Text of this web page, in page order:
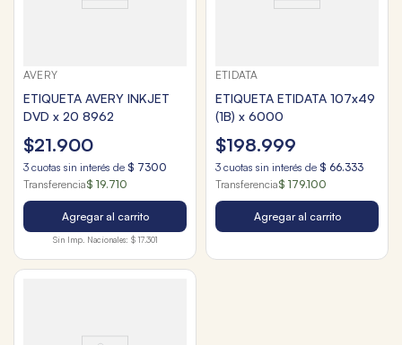
AVERY
ETIQUETA AVERY INKJET
DVD x 20 8962
$21.900
3 cuotas sin interés de $ 7300
Transferencia$ 19.710
Agregar al carrito
Sin Imp. Nacionales: $ 17.301
ETIDATA
ETIQUETA ETIDATA 107x49
(1B) x 6000
$198.999
3 cuotas sin interés de $ 66.333
Transferencia$ 179.100
Agregar al carrito